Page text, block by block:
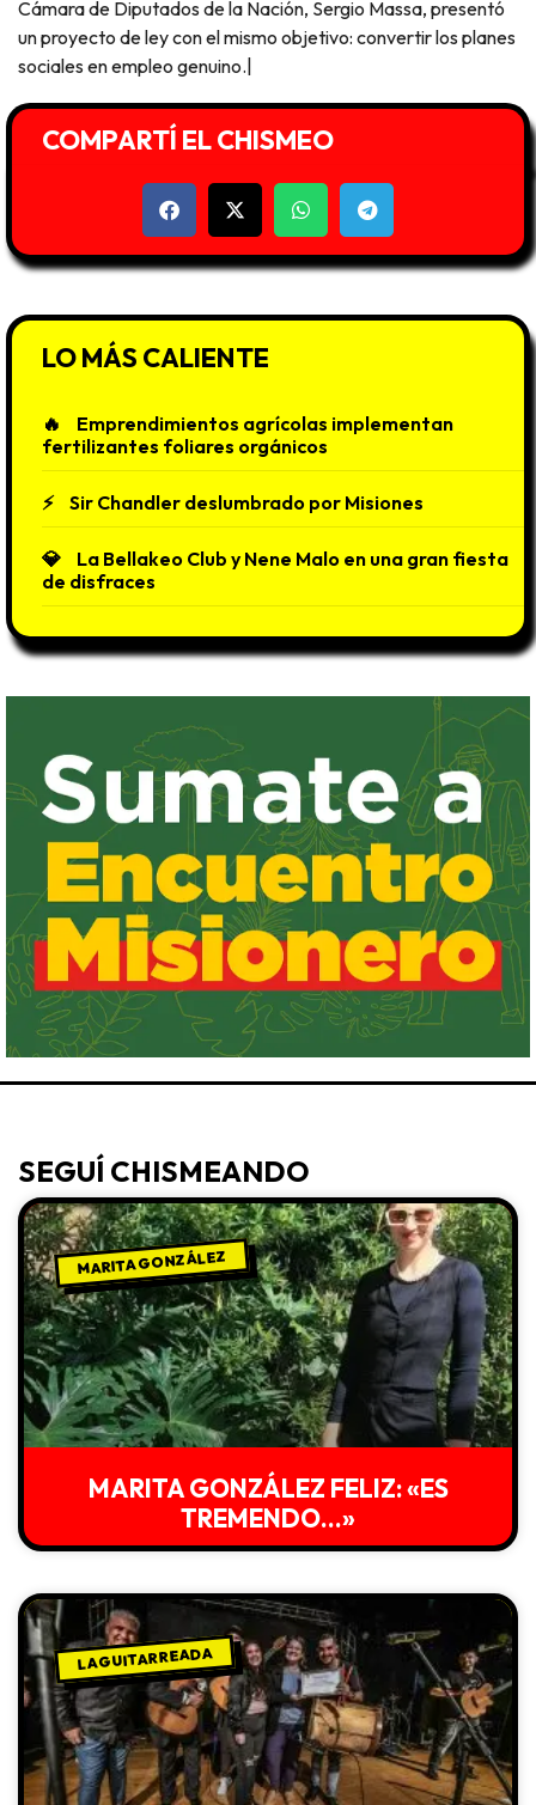
Cámara de Diputados de la Nación, Sergio Massa, presentó
un proyecto de ley con el mismo objetivo: convertir los planes
sociales en empleo genuino.|
COMPARTÍ EL CHISMEO
LO MÁS CALIENTE
Emprendimientos agrícolas implementan
fertilizantes foliares orgánicos
Sir Chandler deslumbrado por Misiones
La Bellakeo Club y Nene Malo en una gran fiesta
de disfraces
SEGUÍ CHISMEANDO
MARITA GONZÁLEZ
MARITA GONZÁLEZ FELIZ: «ES
TREMENDO…»
LA GUITARREADA